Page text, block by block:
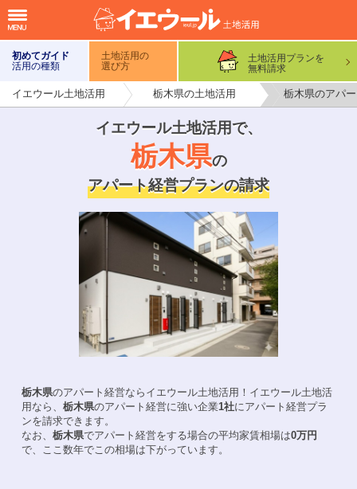
初めてガイド
活用の種類
土地活用の
選び方
土地活用プランを
無料請求
イエウール土地活用 栃木県の土地活用 栃木県のアパ
イエウール土地活用で、
栃木県の
アパート経営プランの請求
栃木県のアパート経営ならイエウール土地活用！ イエウール土地活
用なら、栃木県のアパート経営に強い企業1社にアパート経営プラ
ンを請求できます。
なお、栃木県でアパート経営をする場合の平均家賃相場は0万円
で、ここ数年でこの相場は下がっています。